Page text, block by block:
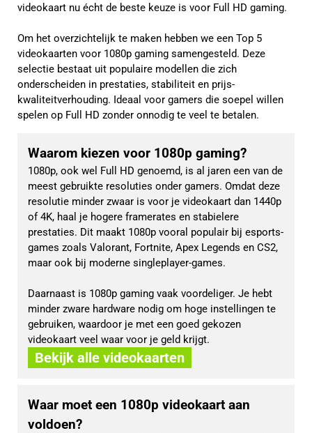
videokaart nu écht de beste keuze is voor Full HD gaming.
Om het overzichtelijk te maken hebben we een Top 5
videokaarten voor 1080p gaming samengesteld. Deze
selectie bestaat uit populaire modellen die zich
onderscheiden in prestaties, stabiliteit en prijs-
kwaliteitverhouding. Ideaal voor gamers die soepel willen
spelen op Full HD zonder onnodig te veel te betalen.
Waarom kiezen voor 1080p gaming?
1080p, ook wel Full HD genoemd, is al jaren een van de
meest gebruikte resoluties onder gamers. Omdat deze
resolutie minder zwaar is voor je videokaart dan 1440p
of 4K, haal je hogere framerates en stabielere
prestaties. Dit maakt 1080p vooral populair bij esports-
games zoals Valorant, Fortnite, Apex Legends en CS2,
maar ook bij moderne singleplayer-games.
Daarnaast is 1080p gaming vaak voordeliger. Je hebt
minder zware hardware nodig om hoge instellingen te
gebruiken, waardoor je met een goed gekozen
videokaart veel waar voor je geld krijgt.
Bekijk alle videokaarten
Waar moet een 1080p videokaart aan
voldoen?